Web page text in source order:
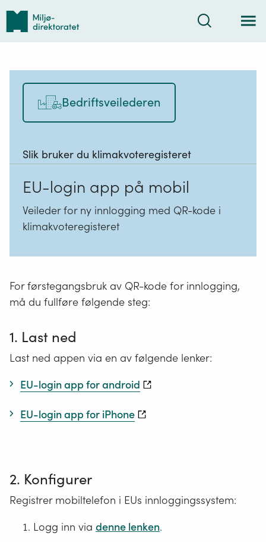
Tilbake
forsiden
Søk
Bedriftsveilederen
Slik bruker du klimakvoteregisteret
EU-login app på mobil
Veileder for ny innlogging med QR-kode i
klimakvoteregisteret
For førstegangsbruk av QR-kode for innlogging,
må du fullføre følgende steg:
1. Last ned
Last ned appen via en av følgende lenker:
EU-login app for android
EU-login app for iPhone
2. Konfigurer
Registrer mobiltelefon i EUs innloggingssystem:
Logg inn via denne lenken.